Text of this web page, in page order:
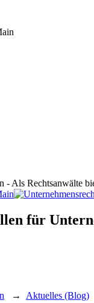
Als Rechtsanwälte
für
→ Aktuelles (Blog)